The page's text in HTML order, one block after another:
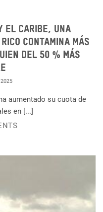
el Caribe, una
contamina más
del 50 % más
aumentado su cuota de
en [...]